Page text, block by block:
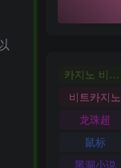
카지노 비트코인
비트카지노
龙珠超
鼠标
黑洞小说